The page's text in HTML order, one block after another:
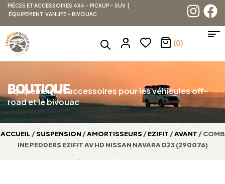
PIÈCES ET ACCESSOIRES 4X4 – PICKUP – SUV |
ÉQUIPEMENT VANLIFE – BIVOUAC
(0)
BOUTIQUE
Équipement et accessoires pour les véhicules off-
road et le bivouac
ACCUEIL /SUSPENSION /AMORTISSEURS /EZIFIT /AVANT / COMB
INE PEDDERS EZIFIT AV HD NISSAN NAVARA D23 (290076)